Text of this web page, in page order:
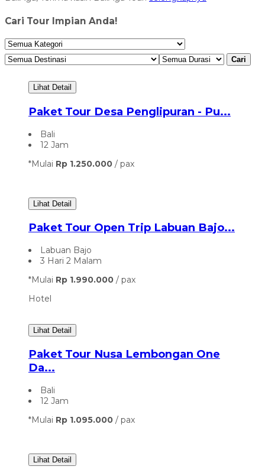
Cari Tour Impian Anda!
Cari
Lihat Detail
Paket Tour Desa Penglipuran - Pu...
Bali
12 Jam
*Mulai Rp 1.250.000 / pax
Lihat Detail
Paket Tour Open Trip Labuan Bajo...
Labuan Bajo
3 Hari 2 Malam
*Mulai Rp 1.990.000 / pax
Hotel
Lihat Detail
Paket Tour Nusa Lembongan One
Da...
Bali
12 Jam
*Mulai Rp 1.095.000 / pax
Lihat Detail